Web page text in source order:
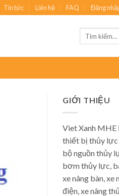
Tin tức Liên hệ FAQ Đăng
GIỚI THIỆU
Viet Xanh MHE
thiết bị thủy lực
bộ nguồn thủy
bơm thủy lực,
xe nâng bàn, xe
điện, xe nâng